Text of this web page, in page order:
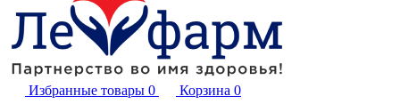
Избранные товары 0 Корзина 0